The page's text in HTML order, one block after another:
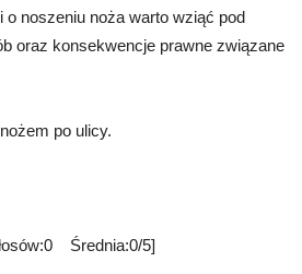
noszeniu noża warto wziąć pod
oraz konsekwencje prawne związane
po ulicy.
Średnia:0/5]